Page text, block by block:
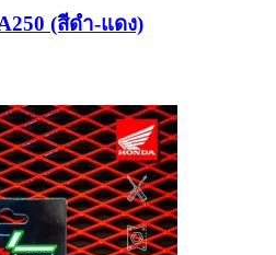
(สีดำ-แดง)